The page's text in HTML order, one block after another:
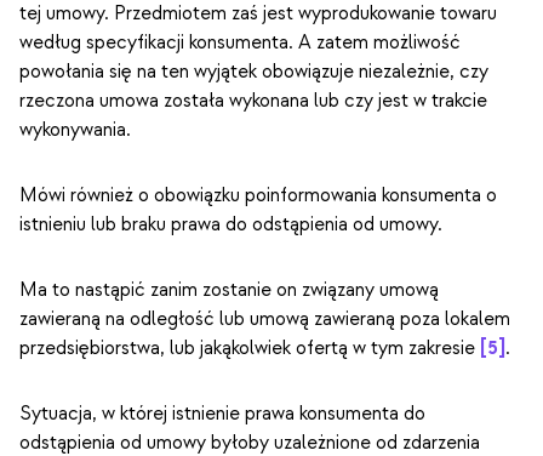
tej umowy. Przedmiotem zaś jest wyprodukowanie towaru
według specyfikacji konsumenta. A zatem możliwość
powołania się na ten wyjątek obowiązuje niezależnie, czy
rzeczona umowa została wykonana lub czy jest w trakcie
wykonywania.
Mówi również o obowiązku poinformowania konsumenta o
istnieniu lub braku prawa do odstąpienia od umowy.
Ma to nastąpić zanim zostanie on związany umową
zawieraną na odległość lub umową zawieraną poza lokalem
przedsiębiorstwa, lub jakąkolwiek ofertą w tym zakresie [5] .
Sytuacja, w której istnienie prawa konsumenta do
odstąpienia od umowy byłoby uzależnione od zdarzenia